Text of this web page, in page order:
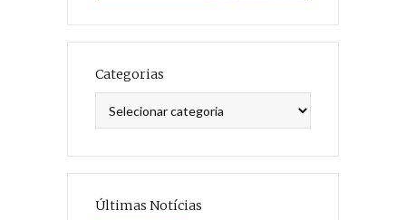
Categorias
Últimas Notícias